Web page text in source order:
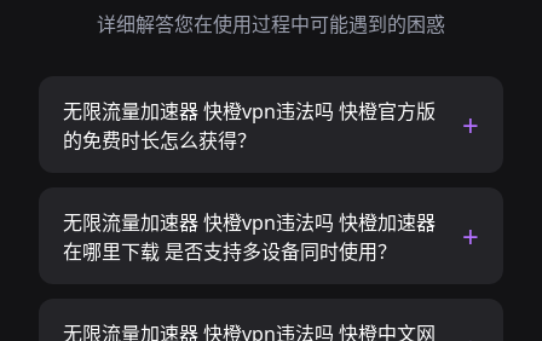
详细解答您在使用过程中可能遇到的困惑
无限流量加速器 快橙vpn违法吗 快橙官方版
的免费时长怎么获得？
无限流量加速器 快橙vpn违法吗 快橙加速器
在哪里下载 是否支持多设备同时使用？
无限流量加速器 快橙vpn违法吗 快橙中文网